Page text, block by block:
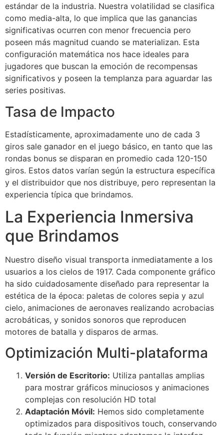
panel
panel
panel
panel
panel
panel
panel
satın al
Panel
Panel
Panel
Panel
Panel
Panel
Panel
Panel
Panel
Panel
panel
panel
panel
estándar de la industria. Nuestra volatilidad se clasifica
como media-alta, lo que implica que las ganancias
significativas ocurren con menor frecuencia pero
poseen más magnitud cuando se materializan. Esta
configuración matemática nos hace ideales para
jugadores que buscan la emoción de recompensas
significativos y poseen la templanza para aguardar las
series positivas.
Tasa de Impacto
Estadísticamente, aproximadamente uno de cada 3
giros sale ganador en el juego básico, en tanto que las
rondas bonus se disparan en promedio cada 120-150
giros. Estos datos varían según la estructura específica
y el distribuidor que nos distribuye, pero representan la
experiencia típica que brindamos.
La Experiencia Inmersiva
que Brindamos
Nuestro diseño visual transporta inmediatamente a los
usuarios a los cielos de 1917. Cada componente gráfico
ha sido cuidadosamente diseñado para representar la
estética de la época: paletas de colores sepia y azul
cielo, animaciones de aeronaves realizando acrobacias
acrobáticas, y sonidos sonoros que reproducen
motores de batalla y disparos de armas.
Optimización Multi-plataforma
Versión de Escritorio: Utiliza pantallas amplias
para mostrar gráficos minuciosos y animaciones
complejas con resolución HD total
Adaptación Móvil: Hemos sido completamente
optimizados para dispositivos touch, conservando